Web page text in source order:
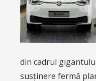
pm
Isuzu D-Max 2026
japonez învață